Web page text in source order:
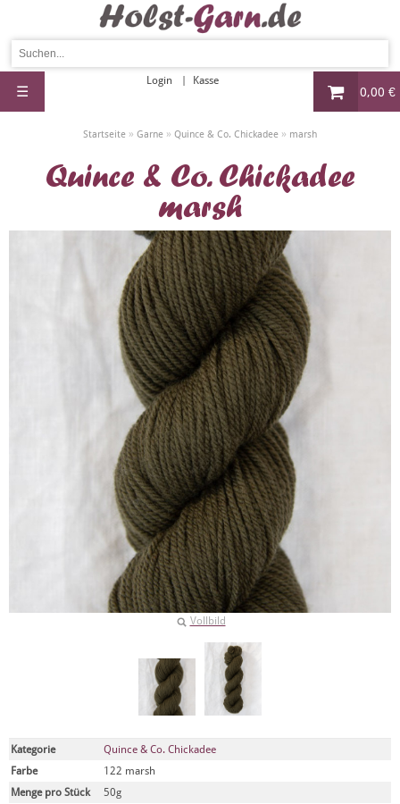
0,00 €
Login Kasse
☰
Startseite » Garne » Quince & Co. Chickadee » marsh
Quince & Co. Chickadee
marsh
Vollbild
Kategorie
Quince & Co. Chickadee
Farbe
122 marsh
Menge pro Stück
50g